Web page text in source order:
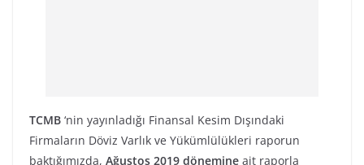
TCMB ‘nin yayınladığı Finansal Kesim Dışındaki
Firmaların Döviz Varlık ve Yükümlülükleri raporun
baktığımızda, Ağustos 2019 dönemine ait raporla